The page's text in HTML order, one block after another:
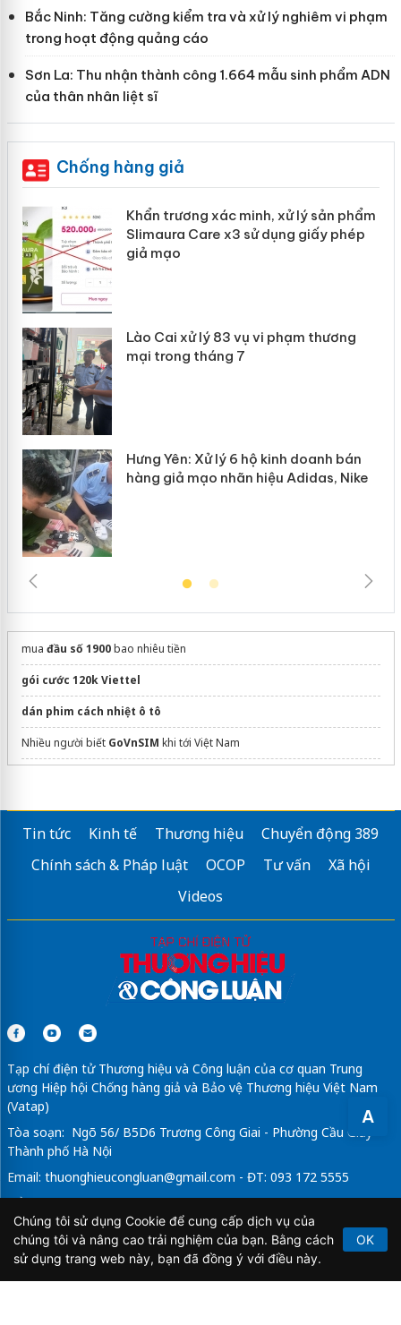
A
Bắc Ninh: Tăng cường kiểm tra và xử lý nghiêm vi phạm
trong hoạt động quảng cáo
Sơn La: Thu nhận thành công 1.664 mẫu sinh phẩm ADN
của thân nhân liệt sĩ
Chống hàng giả
Khẩn trương xác minh, xử lý sản phẩm
Slimaura Care x3 sử dụng giấy phép
giả mạo
Lào Cai xử lý 83 vụ vi phạm thương
mại trong tháng 7
Hưng Yên: Xử lý 6 hộ kinh doanh bán
hàng giả mạo nhãn hiệu Adidas, Nike
mua đầu số 1900bao nhiêu tiền
gói cước 120k Viettel
dán phim cách nhiệt ô tô
Nhiều người biết GoVnSIM khi tới Việt Nam
Tin tức Kinh tế Thương hiệu
Chuyển động 389
Chính sách & Pháp luật
OCOP Tư vấn
Xã hội
Videos
Tạp chí điện tử Thương hiệu và Công luận của cơ quan Trung
ương Hiệp hội Chống hàng giả và Bảo vệ Thương hiệu Việt Nam
(Vatap)
Tòa soạn: Ngõ 56/ B5D6 Trương Công Giai - Phường Cầu Giấy -
Thành phố Hà Nội
Email: thuonghieucongluan@gmail.com - ĐT: 093 172 5555
Tổng Biên Tập: Vũ Đức Thuận
Giấy phép hoạt động báo chí điện tử số 64/GP-BTTTT do Bộ
Thông tin và Truyền thông cấp ngày 21/2/2020.
Chúng tôi sử dụng Cookie để cung cấp dịch vụ của
chúng tôi và nâng cao trải nghiệm của bạn. Bằng cách
sử dụng trang web này, bạn đã đồng ý với điều này.
OK